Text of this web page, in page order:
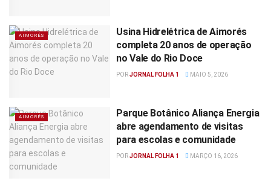
AIMORÉS
Usina Hidrelétrica de Aimorés
completa 20 anos de operação
no Vale do Rio Doce
PORJORNAL FOLHA 1 MAIO 5, 2026
AIMORÉS
Parque Botânico Aliança Energia
abre agendamento de visitas
para escolas e comunidade
PORJORNAL FOLHA 1 MARÇO 16, 2026